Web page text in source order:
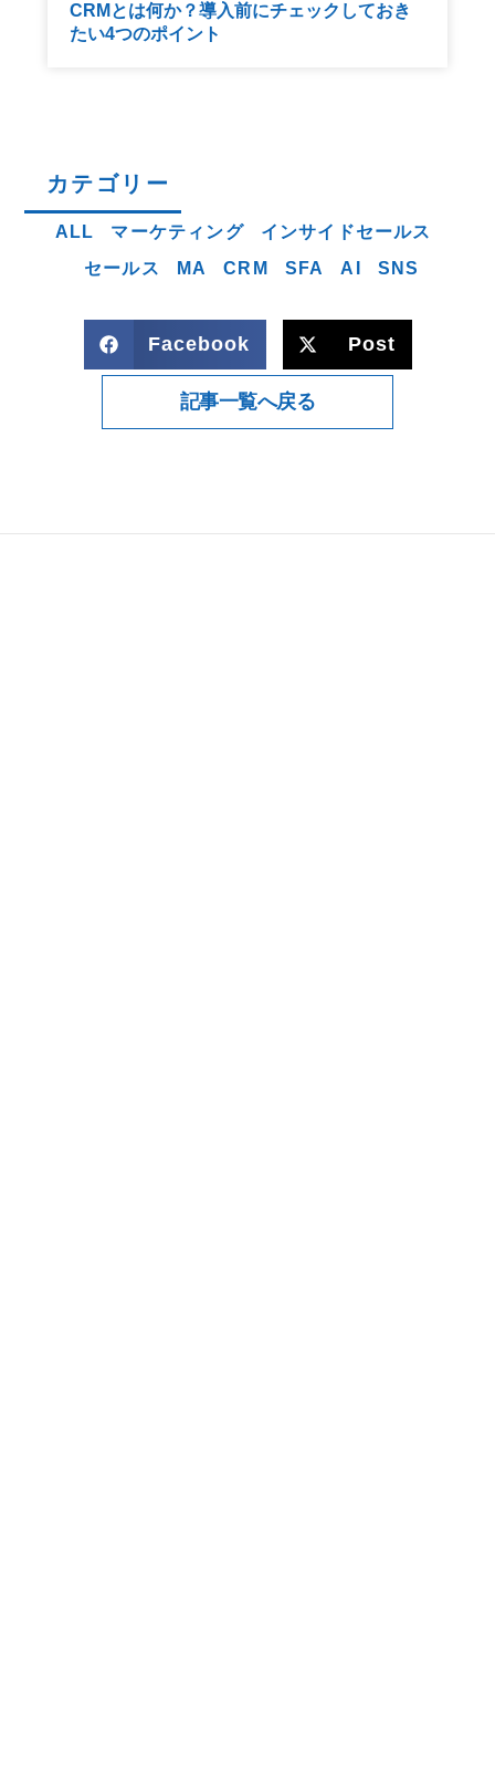
CRMとは何か？導入前にチェックしておき
たい4つのポイント
カテゴリー
ALL マーケティング
インサイドセールス
セールス
MA CRM SFA AI SNS
Facebook Post
記事一覧へ戻る